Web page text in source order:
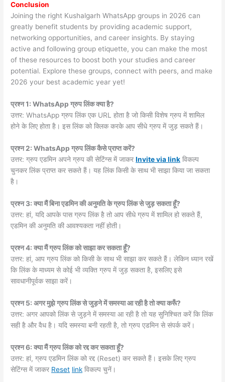
Conclusion
Joining the right Kushalgarh WhatsApp groups in 2026 can
greatly benefit students by providing academic support,
networking opportunities, and career insights. By staying
active and following group etiquette, you can make the most
of these resources to boost both your studies and career
potential. Explore these groups, connect with peers, and make
2026 your best academic year yet!
प्रश्न 1: WhatsApp ग्रुप लिंक क्या है?
उत्तर: WhatsApp ग्रुप लिंक एक URL होता है जो किसी विशेष ग्रुप में शामिल
होने के लिए होता है। इस लिंक को क्लिक करके आप सीधे ग्रुप में जुड़ सकते हैं।
प्रश्न 2: WhatsApp ग्रुप लिंक कैसे प्राप्त करें?
उत्तर: ग्रुप एडमिन अपने ग्रुप की सेटिंग्स में जाकरInvite via link विकल्प
चुनकर लिंक प्राप्त कर सकते हैं। यह लिंक किसी के साथ भी साझा किया जा सकता
है।
प्रश्न 3: क्या मैं बिना एडमिन की अनुमति के ग्रुप लिंक से जुड़ सकता हूँ?
उत्तर: हां, यदि आपके पास ग्रुप लिंक है तो आप सीधे ग्रुप में शामिल हो सकते हैं,
एडमिन की अनुमति की आवश्यकता नहीं होती।
प्रश्न 4: क्या मैं ग्रुप लिंक को साझा कर सकता हूँ?
उत्तर: हां, आप ग्रुप लिंक को किसी के साथ भी साझा कर सकते हैं। लेकिन ध्यान रखें
कि लिंक के माध्यम से कोई भी व्यक्ति ग्रुप में जुड़ सकता है, इसलिए इसे
सावधानीपूर्वक साझा करें।
प्रश्न 5: अगर मुझे ग्रुप लिंक से जुड़ने में समस्या आ रही है तो क्या करूँ?
उत्तर: अगर आपको लिंक से जुड़ने में समस्या आ रही है तो यह सुनिश्चित करें कि लिंक
सही है और वैध है। यदि समस्या बनी रहती है, तो ग्रुप एडमिन से संपर्क करें।
प्रश्न 6: क्या मैं ग्रुप लिंक को रद्द कर सकता हूँ?
उत्तर: हां, ग्रुप एडमिन लिंक को रद्द (Reset) कर सकते हैं। इसके लिए ग्रुप
सेटिंग्स में जाकर Reset link विकल्प चुनें।